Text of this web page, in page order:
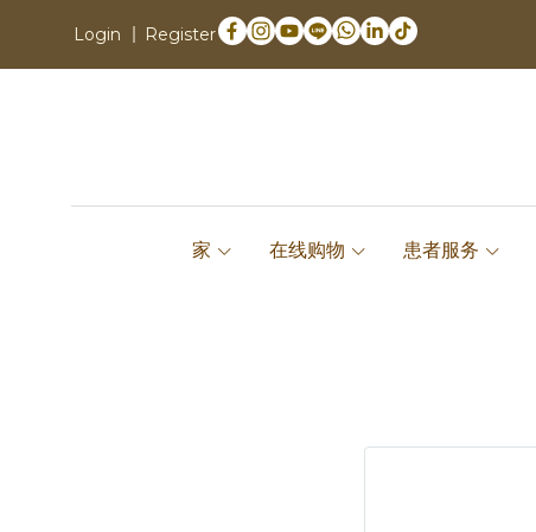
Login Register
家 在线购物 患者服务